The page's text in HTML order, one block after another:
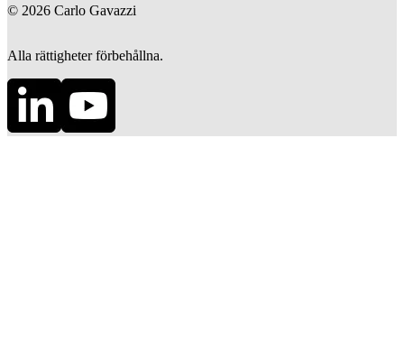
© 2026 Carlo Gavazzi
Alla rättigheter förbehållna.